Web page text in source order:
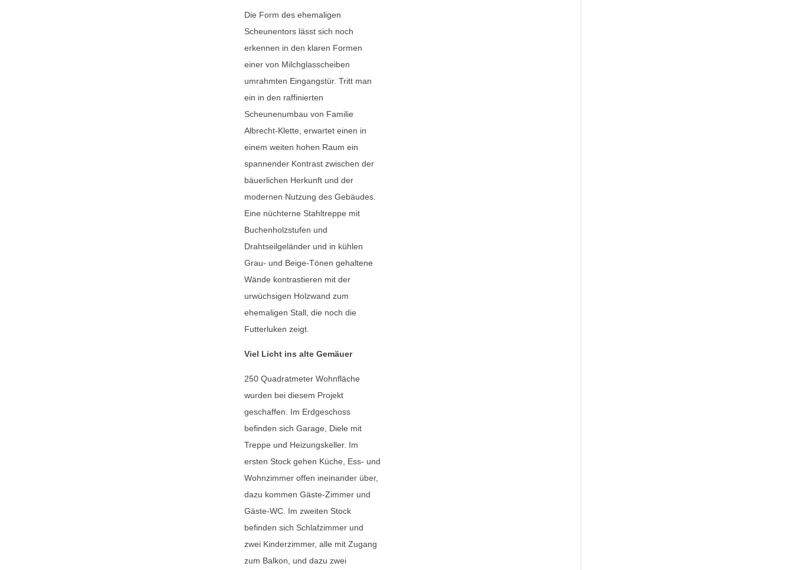
Die Form des ehemaligen
Scheunentors lässt sich noch
erkennen in den klaren Formen
einer von Milchglasscheiben
umrahmten Eingangstür. Tritt man
ein in den raffinierten
Scheunenumbau von Familie
Albrecht-Klette, erwartet einen in
einem weiten hohen Raum ein
spannender Kontrast zwischen der
bäuerlichen Herkunft und der
modernen Nutzung des Gebäudes.
Eine nüchterne Stahltreppe mit
Buchenholzstufen und
Drahtseilgeländer und in kühlen
Grau- und Beige-Tönen gehaltene
Wände kontrastieren mit der
urwüchsigen Holzwand zum
ehemaligen Stall, die noch die
Futterluken zeigt.
Viel Licht ins alte Gemäuer
250 Quadratmeter Wohnfläche
wurden bei diesem Projekt
geschaffen. Im Erdgeschoss
befinden sich Garage, Diele mit
Treppe und Heizungskeller. Im
ersten Stock gehen Küche, Ess- und
Wohnzimmer offen ineinander über,
dazu kommen Gäste-Zimmer und
Gäste-WC. Im zweiten Stock
befinden sich Schlafzimmer und
zwei Kinderzimmer, alle mit Zugang
zum Balkon, und dazu zwei